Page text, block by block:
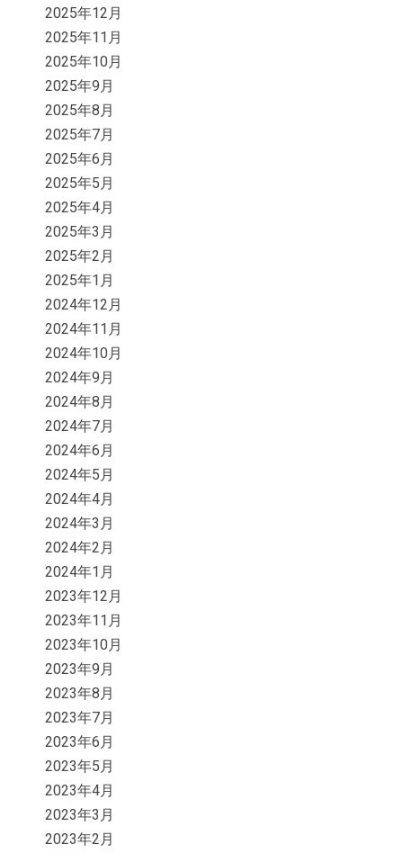
2025年12月
2025年11月
2025年10月
2025年9月
2025年8月
2025年7月
2025年6月
2025年5月
2025年4月
2025年3月
2025年2月
2025年1月
2024年12月
2024年11月
2024年10月
2024年9月
2024年8月
2024年7月
2024年6月
2024年5月
2024年4月
2024年3月
2024年2月
2024年1月
2023年12月
2023年11月
2023年10月
2023年9月
2023年8月
2023年7月
2023年6月
2023年5月
2023年4月
2023年3月
2023年2月